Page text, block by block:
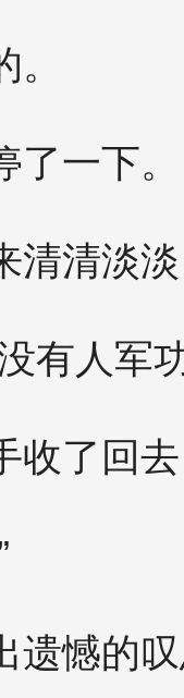
了一下。
清清淡
有人军
收了回
遗憾的